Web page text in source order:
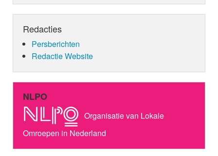
Redacties
Persberichten
Redactie Website
NLPO
Organisatie van Lokale
Omroepen in Nederland